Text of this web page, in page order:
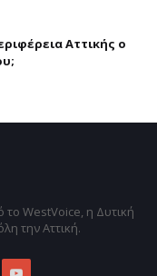
Αττικής ο
WestVoice, η Δυτική
την Αττική.